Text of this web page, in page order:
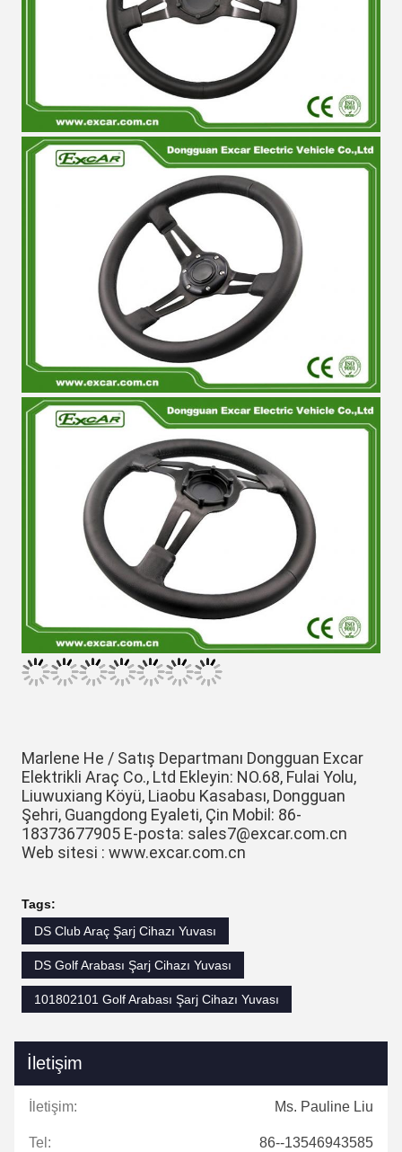
Marlene He / Satış Departmanı Dongguan Excar
Elektrikli Araç Co., Ltd Ekleyin: NO.68, Fulai Yolu,
Liuwuxiang Köyü, Liaobu Kasabası, Dongguan
Şehri, Guangdong Eyaleti, Çin Mobil: 86-
18373677905 E-posta: sales7@excar.com.cn
Web sitesi : www.excar.com.cn
Tags:
DS Club Araç Şarj Cihazı Yuvası
DS Golf Arabası Şarj Cihazı Yuvası
101802101 Golf Arabası Şarj Cihazı Yuvası
İletişim
İletişim: Ms. Pauline Liu
Tel: 86--13546943585